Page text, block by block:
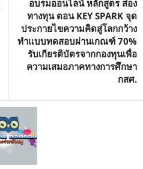
อบรมออนไลน์ หลักสูตร ส่อง
ทางทุน ตอน KEY SPARK จุด
ประกายไขความคิดสู่โลกกว้าง
ทำแบบทดสอบผ่านเกณฑ์ 70%
รับเกียรติบัตรจากกองทุนเพื่อ
ความเสมอภาคทางการศึกษา
กสศ.